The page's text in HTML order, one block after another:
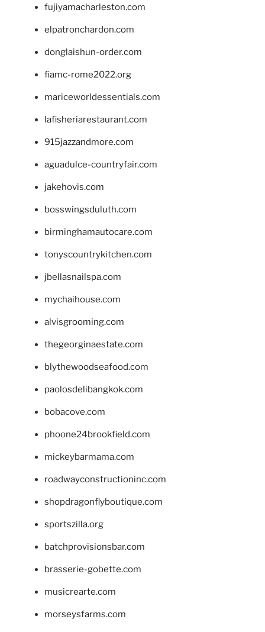
fujiyamacharleston.com
elpatronchardon.com
donglaishun-order.com
fiamc-rome2022.org
mariceworldessentials.com
lafisheriarestaurant.com
915jazzandmore.com
aguadulce-countryfair.com
jakehovis.com
bosswingsduluth.com
birminghamautocare.com
tonyscountrykitchen.com
jbellasnailspa.com
mychaihouse.com
alvisgrooming.com
thegeorginaestate.com
blythewoodseafood.com
paolosdelibangkok.com
bobacove.com
phoone24brookfield.com
mickeybarmama.com
roadwayconstructioninc.com
shopdragonflyboutique.com
sportszilla.org
batchprovisionsbar.com
brasserie-gobette.com
musicrearte.com
morseysfarms.com